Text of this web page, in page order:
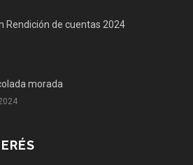
Rendición de cuentas 2024
morada